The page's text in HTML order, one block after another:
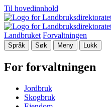
Til hovedinnhold
Landbruket Forvaltningen
Språk Søk Meny Lukk
For forvaltningen
Jordbruk
Skogbruk